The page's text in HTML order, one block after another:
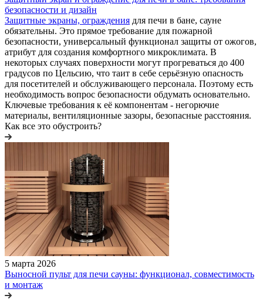
безопасности и дизайн
Защитные экраны, ограждения для печи в бане, сауне
обязательны. Это прямое требование для пожарной
безопасности, универсальный функционал защиты от ожогов,
атрибут для создания комфортного микроклимата. В
некоторых случаях поверхности могут прогреваться до 400
градусов по Цельсию, что таит в себе серьёзную опасность
для посетителей и обслуживающего персонала. Поэтому есть
необходимость вопрос безопасности обдумать основательно.
Ключевые требования к её компонентам - негорючие
материалы, вентиляционные зазоры, безопасные расстояния.
Как все это обустроить?
5 марта 2026
Выносной пульт для печи сауны: функционал, совместимость
и монтаж